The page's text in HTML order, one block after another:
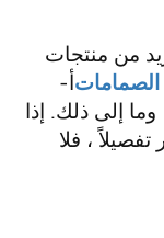
من منتجات
أ-
وما إلى ذلك. إذا
، فلا